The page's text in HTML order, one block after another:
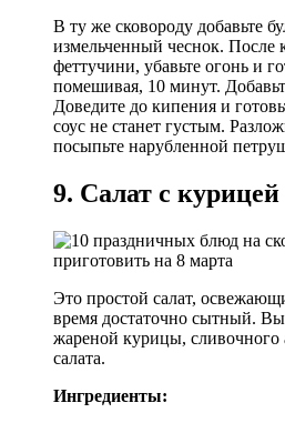
В ту же сковороду добавьте
измельченный чеснок. После
феттучини, убавьте огонь и
помешивая, 10 минут.
Доведите до кипения и
соус не станет густым.
посыпьте нарубленной
9. Салат с
Это простой салат,
время достаточно сытный. Вы
жареной курицы, сливочного
салата.
Ингредиенты: